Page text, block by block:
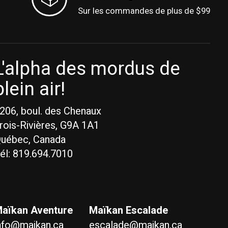
Sur les commandes de plus de $99
des mordus de
air!
boul. des Chenaux
Rivières, G9A 1A1
Canada
819.694.7010
Aventure
Maïkan Escalade